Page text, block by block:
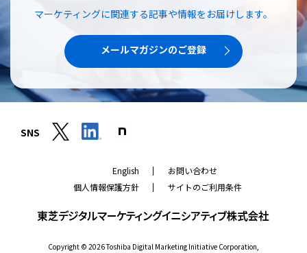
マーケティングに関連する記事や情報をお届けします。
メールマガジンのご登録
SNS
English
お問い合わせ
個人情報保護方針
サイトのご利用条件
Copyright © 2026Toshiba Digital Marketing Initiative Corporation,
提供、アクセス解析による当社ウェブサイトの改善のために、ク
ッキーなどのトラッキング技術（クッキー）を使用しています。
クッキーを利用して収集されたお客様の当社ウェブサイトのご利
解析サービスを提供するパートナーと共有されます。それらのパ
タ、またはお客様がそれらのパートナーが提供するサービスを利